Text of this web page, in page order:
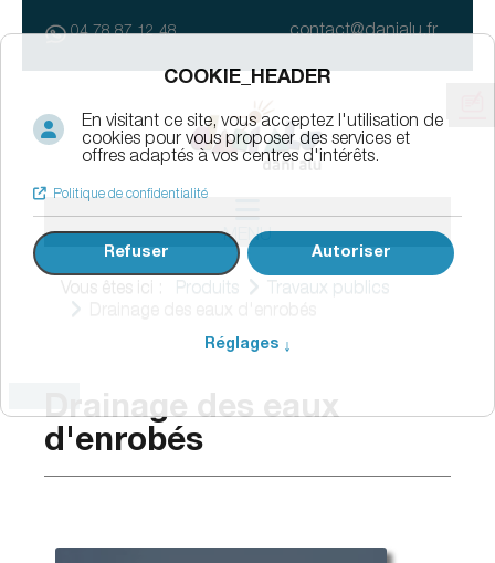
04 78 87 12 48 contact@danialu.fr
MENU
Vous êtes ici : Produits
Travaux publics
Drainage des eaux
d'enrobés